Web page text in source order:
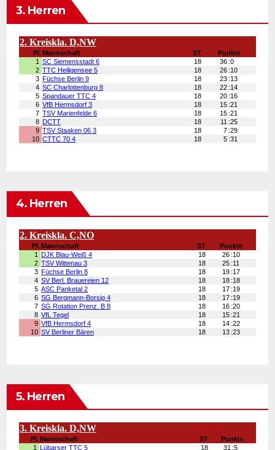
3. Herren
4. Herren
5. Herren